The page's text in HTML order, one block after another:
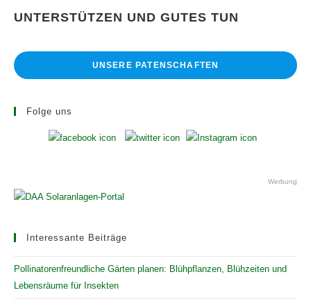
UNTERSTÜTZEN UND GUTES TUN
UNSERE PATENSCHAFTEN
Folge uns
Werbung
Interessante Beiträge
Pollinatorenfreundliche Gärten planen: Blühpflanzen, Blühzeiten und
Lebensräume für Insekten